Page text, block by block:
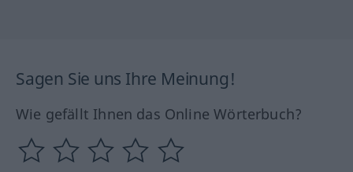
Sagen Sie uns Ihre Meinung!
Wie gefällt Ihnen das Online Wörterbuch?